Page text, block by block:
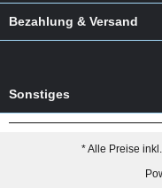
Bezahlung & Versand
Sonstiges
* Alle Preise